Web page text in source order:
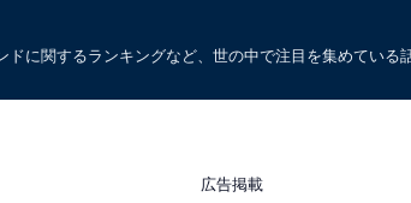
に関するランキングなど、世の中で注目を集めている
広告掲載